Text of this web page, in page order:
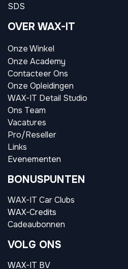
SDS
OVER WAX-IT
Onze Winkel
Onze Academy
Contacteer Ons
Onze Opleidingen
WAX-IT Detail Studio
Ons Team
Vacatures
Pro/Reseller
Links
Evenementen
BONUSPUNTEN
WAX-IT Car Clubs
WAX-Credits
Cadeaubonnen
VOLG ONS
WAX-IT BV